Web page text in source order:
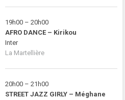
19h00 – 20h00
AFRO DANCE – Kirikou
Inter
La Martellière
20h00 – 21h00
STREET JAZZ GIRLY – Méghane